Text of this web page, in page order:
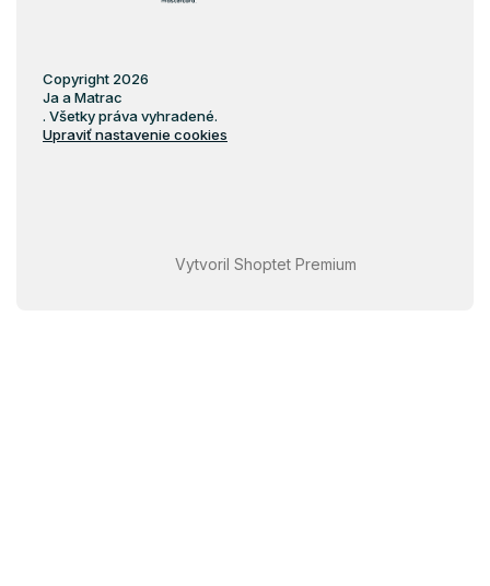
Vytvoril Shoptet Premium
Copyright 2026
Ja a Matrac
. Všetky práva vyhradené.
Upraviť nastavenie cookies